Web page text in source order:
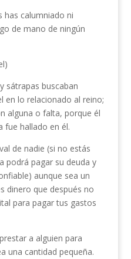
has calumniado ni
de mano de ningún
sátrapas buscaban
en lo relacionado al reino;
alguna o falta, porque él
fue hallado en él.
de nadie (si no estás
podrá pagar su deuda y
aunque sea un
dinero que después no
para pagar tus gastos
a alguien para
una cantidad pequeña.